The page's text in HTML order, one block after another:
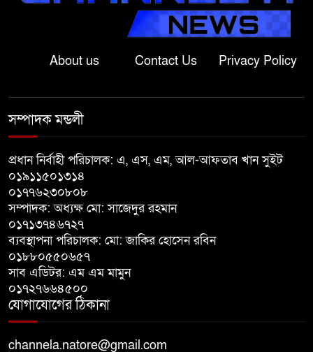
ফ্যাসিস্টের স্থান হবে না: নাটোরে হুইপ
দুলু
লালপুরে নারীর ১ লাখ ৮০ হাজার টাকা
অভিযোগে বাগাতিপাড়ায় মানববন্ধন
সমাপনী ও পুরস্কার বিতরণ
About us Contact Us Privacy Policy
সম্পাদক মন্ডলী
প্রধান নির্বাহী পরিচালক: এ, এস, এম, আল-আফতাব খান সুইট
০১৯১১৫০১৩১৪
০১৭৭৬২৩০৮০৮
সম্পাদক: অধ্যক্ষ মো: সাজেদুর রহমান
০১৭১৩৭৪৬৭২৭
ব্যবস্থাপনা পরিচালক: মো: জাকির হোসেন রবিন
০১৮৮০৫৫০৬৫৭
সাব এডিটর: এম এম মামুন
০১৭২৭৬৬৪৫০০
যোগাযোগের ঠিকানা
channela.natore@gmail.com